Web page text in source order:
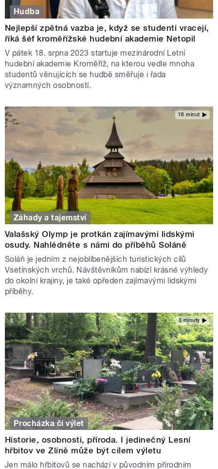
Hudba
Nejlepší zpětná vazba je, když se studenti vracejí,
říká šéf kroměřížské hudební akademie Netopil
V pátek 18. srpna 2023 startuje mezinárodní Letní
hudební akademie Kroměříž, na kterou vedle mnoha
studentů věnujících se hudbě směřuje i řada
významných osobností.
16 minut
Záhady a tajemství
Valašský Olymp je protkán zajímavými lidskými
osudy. Nahlédněte s námi do příběhů Soláně
Soláň je jedním z nejoblíbenějších turistických cílů
Vsetínských vrchů. Návštěvníkům nabízí krásné výhledy
do okolní krajiny, je také opředen zajímavými lidskými
příběhy.
3 minuty
Procházka či výlet
Historie, osobnosti, příroda. I jedinečný Lesní
hřbitov ve Zlíně může být cílem výletu
Jen málo hřbitovů se nachází v původním přírodním